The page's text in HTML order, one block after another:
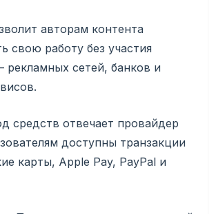
авторам контента
свою работу без участия
сетей, банков и
средств отвечает провайдер
доступны транзакции
карты, Apple Pay, PayPal и